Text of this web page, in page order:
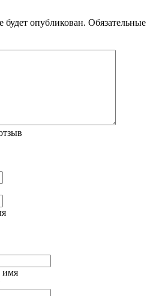
опубликован. Обязательные
имя